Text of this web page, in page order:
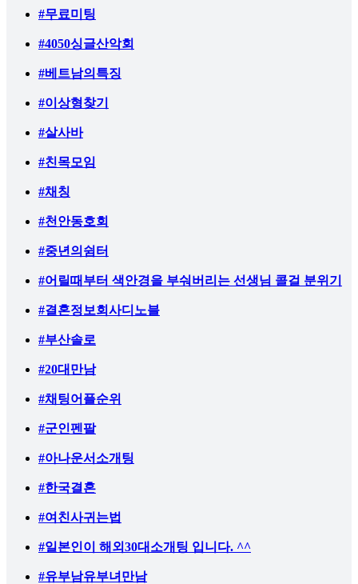
#무료미팅
#4050싱글산악회
#베트남의특징
#이상형찾기
#살사바
#친목모임
#채칭
#천안동호회
#중년의쉼터
#어릴때부터 색안경을 부숴버리는 선생님 콜걸 분위기
#결혼정보회사디노블
#부산솔로
#20대만남
#채팅어플순위
#군인펜팔
#아나운서소개팅
#한국결혼
#여친사귀는법
#일본인이 해외30대소개팅 입니다. ^^
#유부남유부녀만남